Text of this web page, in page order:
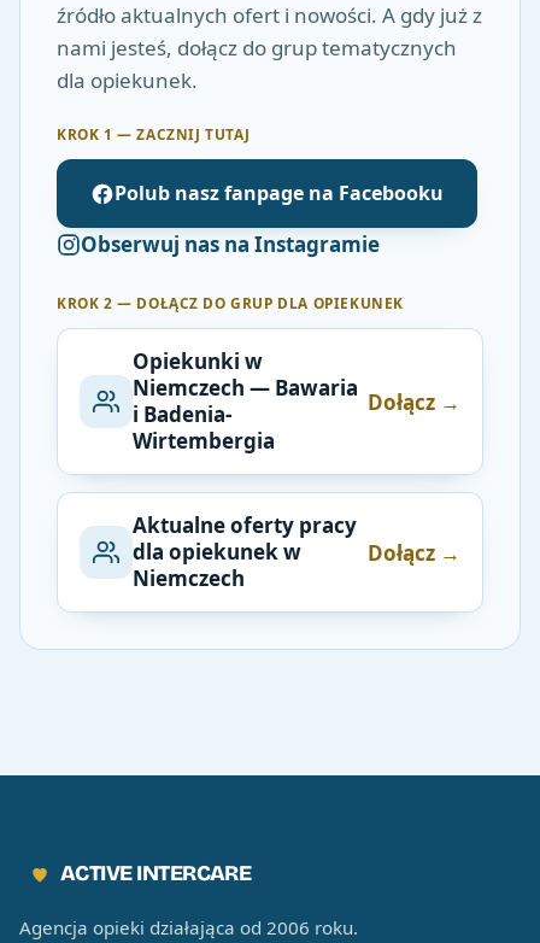
źródło aktualnych ofert i nowości. A gdy już z
nami jesteś, dołącz do grup tematycznych
dla opiekunek.
KROK 1 — ZACZNIJ TUTAJ
Polub nasz fanpage na Facebooku
Obserwuj nas na Instagramie
KROK 2 — DOŁĄCZ DO GRUP DLA OPIEKUNEK
Opiekunki w
Niemczech — Bawaria
i Badenia-
Wirtembergia
Dołącz →
Aktualne oferty pracy
dla opiekunek w
Niemczech
Dołącz →
ACTIVE INTERCARE
Agencja opieki działająca od 2006 roku.